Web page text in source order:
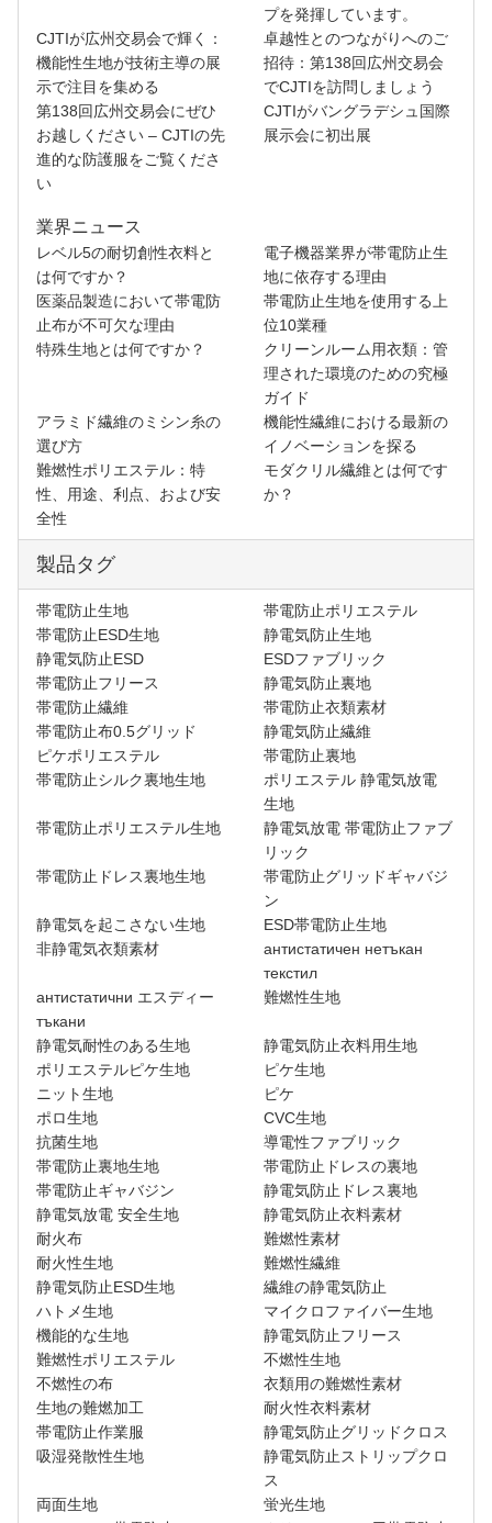
プを発揮しています。
CJTIが広州交易会で輝く：
機能性生地が技術主導の展
示で注目を集める
卓越性とのつながりへのご
招待：第138回広州交易会
でCJTIを訪問しましょう
第138回広州交易会にぜひ
お越しください – CJTIの先
進的な防護服をご覧くださ
い
CJTIがバングラデシュ国際
展示会に初出展
業界ニュース
レベル5の耐切創性衣料と
は何ですか？
電子機器業界が帯電防止生
地に依存する理由
医薬品製造において帯電防
止布が不可欠な理由
帯電防止生地を使用する上
位10業種
特殊生地とは何ですか？
クリーンルーム用衣類：管
理された環境のための究極
ガイド
アラミド繊維のミシン糸の
選び方
機能性繊維における最新の
イノベーションを探る
難燃性ポリエステル：特
性、用途、利点、および安
全性
モダクリル繊維とは何です
か？
製品タグ
帯電防止生地
帯電防止ポリエステル
帯電防止ESD生地
静電気防止生地
静電気防止ESD
ESDファブリック
帯電防止フリース
静電気防止裏地
帯電防止繊維
帯電防止衣類素材
帯電防止布0.5グリッド
静電気防止繊維
ピケポリエステル
帯電防止裏地
帯電防止シルク裏地生地
ポリエステル 静電気放電
生地
帯電防止ポリエステル生地
静電気放電 帯電防止ファブ
リック
帯電防止ドレス裏地生地
帯電防止グリッドギャバジ
ン
静電気を起こさない生地
ESD帯電防止生地
非静電気衣類素材
антистатичен нетъкан
текстил
антистатични エスディー
тъкани
難燃性生地
静電気耐性のある生地
静電気防止衣料用生地
ポリエステルピケ生地
ピケ生地
ニット生地
ピケ
ポロ生地
CVC生地
抗菌生地
導電性ファブリック
帯電防止裏地生地
帯電防止ドレスの裏地
帯電防止ギャバジン
静電気防止ドレス裏地
静電気放電 安全生地
静電気防止衣料素材
耐火布
難燃性素材
耐火性生地
難燃性繊維
静電気防止ESD生地
繊維の静電気防止
ハトメ生地
マイクロファイバー生地
機能的な生地
静電気防止フリース
難燃性ポリエステル
不燃性生地
不燃性の布
衣類用の難燃性素材
生地の難燃加工
耐火性衣料素材
帯電防止作業服
静電気防止グリッドクロス
吸湿発散性生地
静電気防止ストリップクロ
ス
両面生地
蛍光生地